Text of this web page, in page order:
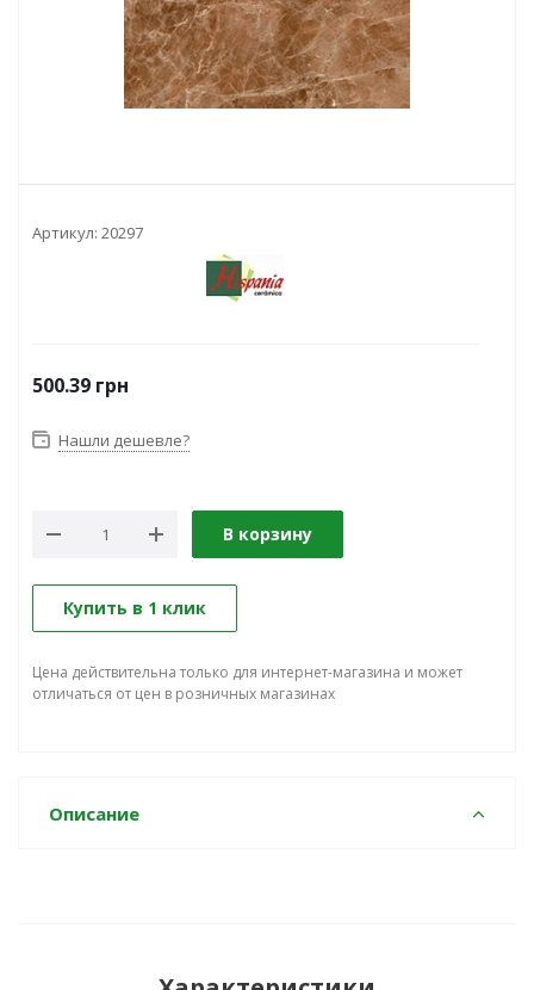
Артикул: 20297
500.39 грн
Нашли дешевле?
В корзину
Купить в 1 клик
Цена действительна только для интернет-магазина и может
отличаться от цен в розничных магазинах
Описание